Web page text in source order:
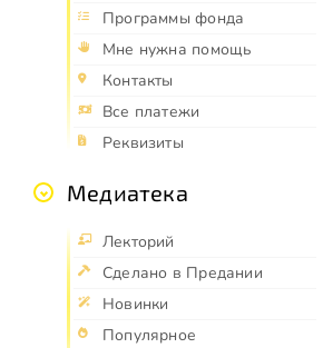
Программы фонда
Мне нужна помощь
Контакты
Все платежи
Реквизиты
Медиатека
Лекторий
Сделано в Предании
Новинки
Популярное